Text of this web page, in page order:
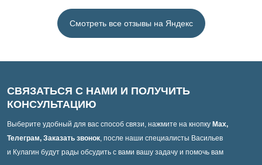
Смотреть все отзывы на Яндекс
СВЯЗАТЬСЯ С НАМИ И ПОЛУЧИТЬ
КОНСУЛЬТАЦИЮ
Выберите удобный для вас способ связи, нажмите на кнопку Max,
Телеграм, Заказать звонок, после наши специалисты Васильев
и Кулагин будут рады обсудить с вами вашу задачу и помочь вам